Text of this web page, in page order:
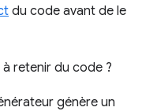
du code avant de le
retenir du code ?
génère un